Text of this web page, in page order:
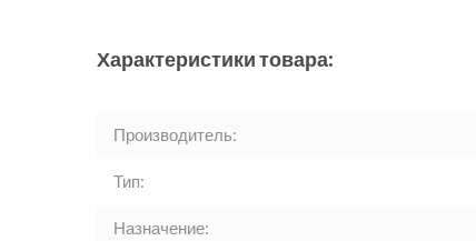
Характеристики товара:
Производитель:
Тип:
Назначение: